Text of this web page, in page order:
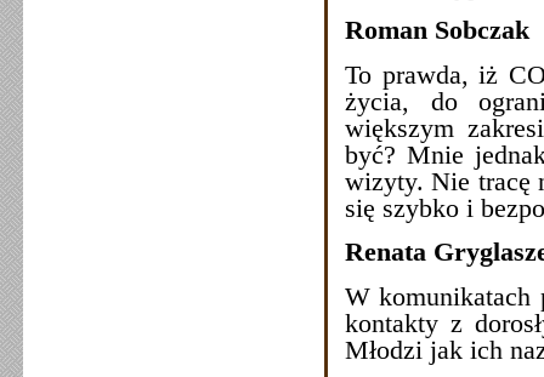
Roman Sobczak
To prawda, iż
życia, do
większym
być? Mnie
wizyty. Nie tracę
się szybko i
Renata
W komunikatach
kontakty z
Młodzi jak ich